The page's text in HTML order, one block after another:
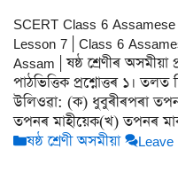
SCERT Class 6
Lesson 7 | Class 6
Assam | ষষ্ঠ শ্ৰেণীৰ
পাঠভিত্তিক প্ৰশ্নোত্তৰ ১। তলত
উলিওৱা: (ক) ধুবুৰীৰপৰা
তপনৰ মাহীয়েক(খ) তপনৰ
Categories
ষষ্ঠ শ্ৰেণী অসমীয়া